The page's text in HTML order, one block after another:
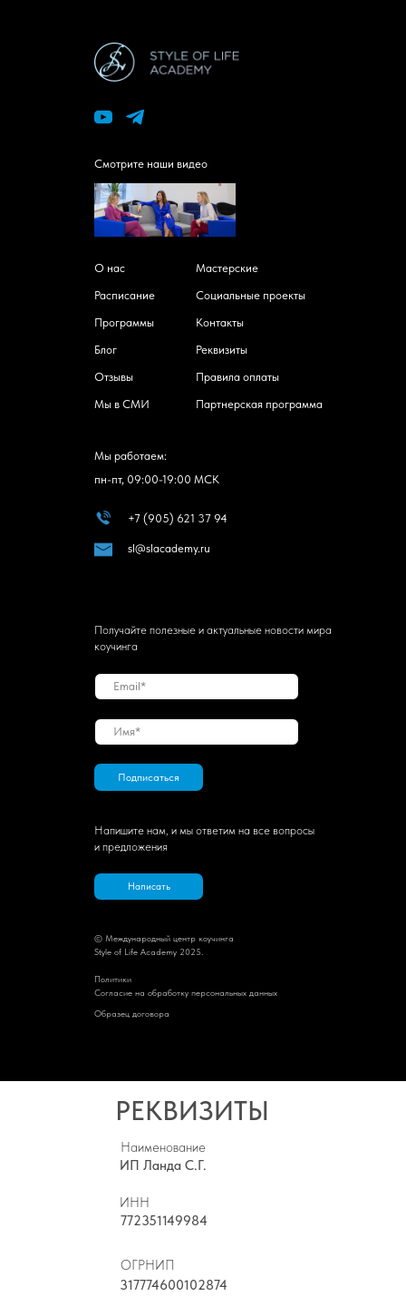
Получайте полезные и актуальные новости мира
коучинга
Подписаться
Написать
Напишите нам, и мы ответим на все вопросы
и предложения
Мы работаем:
пн-пт, 09:00-19:00 МСК
+7 (905) 621 37 94
© Международный центр коучинга
Style of Life Academy 2025.
Политики
Cогласие на обработку персональных данных
О нас
Смотрите наши видео
Расписание
Программы
Блог
Мастерские
Контакты
Реквизиты
Правила оплаты
Социальные проекты
Образец договора
Партнерская программа
Отзывы
Мы в СМИ
sl@slacademy.ru
РЕКВИЗИТЫ
Наименование
ИП Ланда С.Г.
ИНН
772351149984
ОГРНИП
317774600102874